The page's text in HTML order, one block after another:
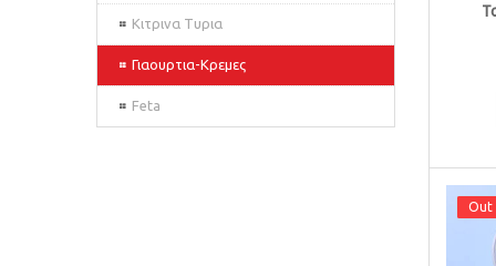
Κιτρινα Τυρια
Γιαουρτια-Κρεμες
Feta
Out
Out